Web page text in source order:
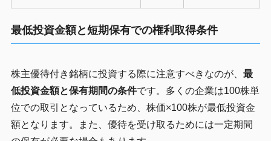
最低投資金額と短期保有での権利取得条件
株主優待付き銘柄に投資する際に注意すべきなのが、 最
低投資金額と保有期間の条件です。多くの企業は100株単
位での取引となっているため、株価×100株が最低投資金
額となります。また、優待を受け取るためには一定期間